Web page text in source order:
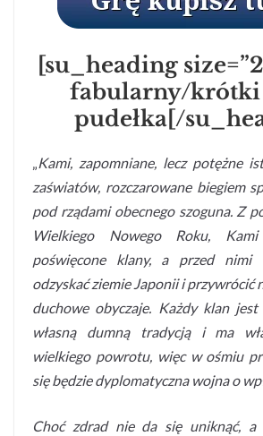
[su_heading
fabularny/krótki
pudełka[/
„Kami, zapomniane, lecz potężne
zaświatów, rozczarowane biegiem
pod rządami obecnego szoguna. Z
Wielkiego Nowego Roku,
poświęcone klany, a przed nimi
odzyskać ziemie Japonii i przywrócić
duchowe obyczaje. Każdy klan
własną dumną tradycją i ma
wielkiego powrotu, więc w ośmiu
się będzie dyplomatyczna wojna o
Choć zdrad nie da się uniknąć, a